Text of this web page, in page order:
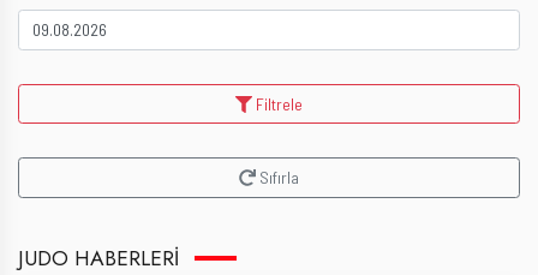
JUDO HABERLERI
Filtrele
Sıfırla